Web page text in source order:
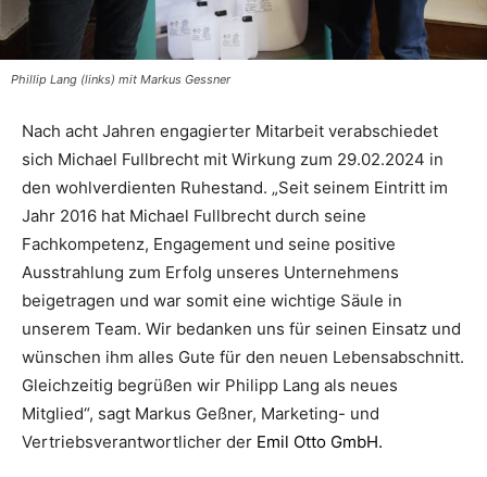
Phillip Lang (links) mit Markus Gessner
Nach acht Jahren engagierter Mitarbeit verabschiedet
sich Michael Fullbrecht mit Wirkung zum 29.02.2024 in
den wohlverdienten Ruhestand. „Seit seinem Eintritt im
Jahr 2016 hat Michael Fullbrecht durch seine
Fachkompetenz, Engagement und seine positive
Ausstrahlung zum Erfolg unseres Unternehmens
beigetragen und war somit eine wichtige Säule in
unserem Team. Wir bedanken uns für seinen Einsatz und
wünschen ihm alles Gute für den neuen Lebensabschnitt.
Gleichzeitig begrüßen wir Philipp Lang als neues
Mitglied“, sagt Markus Geßner, Marketing- und
Vertriebsverantwortlicher der Emil Otto GmbH.